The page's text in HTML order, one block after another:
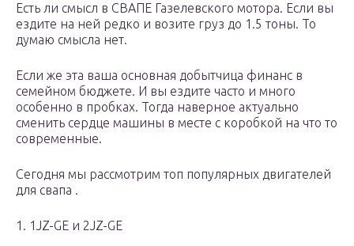
Есть ли смысл в СВАПЕ Газелевского мотора. Если вы
ездите на ней редко и возите груз до 1.5 тоны. То
думаю смысла нет.
Если же эта ваша основная добытчица финанс в
семейном бюджете. И вы ездите часто и много
особенно в пробках. Тогда наверное актуально
сменить сердце машины в месте с коробкой на что то
современные.
Сегодня мы рассмотрим топ популярных двигателей
для свапа .
1. 1JZ-GE и 2JZ-GE